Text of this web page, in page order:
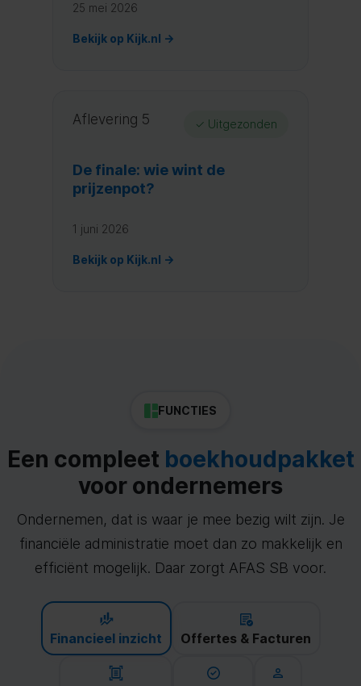
25 mei 2026
Bekijk op Kijk.nl →
Aflevering 5 ✓ Uitgezonden
De finale: wie wint de
prijzenpot?
1 juni 2026
Bekijk op Kijk.nl →
FUNCTIES
Een compleet boekhoudpakket
voor ondernemers
Ondernemen, dat is waar je mee bezig wilt zijn. Je
financiële administratie moet dan zo makkelijk en
efficiënt mogelijk. Daar zorgt AFAS SB voor.
Financieel inzicht Offertes & Facturen